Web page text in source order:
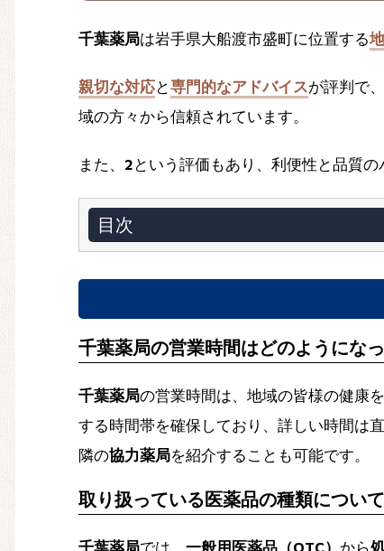
千葉薬局は岩手県大船渡市盛町に位置する
親切な対応と専門的なアドバイスが評判で
域の方々から信頼されています。
また、 2 という評価もあり、利便性と品質
目次
千葉薬局の営業時間はどのようにな
千葉薬局の営業時間は、地域の皆様の健康
する時間帯を確保しており、詳しい時間は
隣の協力薬局を紹介することも可能です。
取り扱っている医薬品の種類につい
千葉薬局では、 一般用医薬品（OTC） から